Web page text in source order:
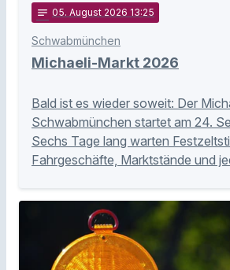
notes 05. August 2026 13:25
Schwabmünchen
Michaeli-Markt 2026
Bald ist es wieder soweit: Der
Schwabmünchen startet am 24.
Sechs Tage lang warten
Fahrgeschäfte, Marktstände und